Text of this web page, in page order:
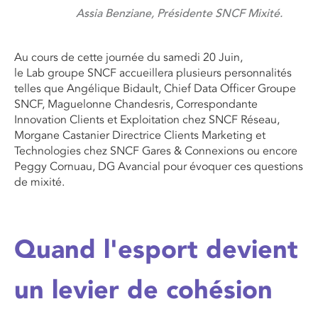
Assia Benziane, Présidente SNCF Mixité.
Au cours de cette journée du samedi 20 Juin,
le Lab groupe SNCF accueillera plusieurs personnalités
telles que Angélique Bidault, Chief Data Officer Groupe
SNCF, Maguelonne Chandesris, Correspondante
Innovation Clients et Exploitation chez SNCF Réseau,
Morgane Castanier Directrice Clients Marketing et
Technologies chez SNCF Gares & Connexions ou encore
Peggy Cornuau, DG Avancial pour évoquer ces questions
de mixité.
Quand l'esport devient
un levier de cohésion